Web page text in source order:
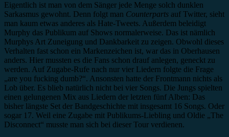
Eigentlich ist man von dem Sänger jede Menge solch dunklen
Sarkasmus gewohnt. Denn folgt man Counterparts auf Twitter, sieht
man kaum etwas anderes als Hate-Tweets. Außerdem beleidigt
Murphy das Publikum auf Shows normalerweise. Das ist nämlich
Murphys Art Zuneigung und Dankbarkeit zu zeigen. Obwohl dieses
Verhalten fast schon ein Markenzeichen ist, war das in Oberhausen
anders. Hier mussten es die Fans schon drauf anlegen, geneckt zu
werden. Auf Zugabe-Rufe nach nur vier Liedern folgte die Frage
„are you fucking dumb?“. Ansonsten hatte der Frontmann nichts als
Lob über. Es blieb natürlich nicht bei vier Songs. Die Jungs spielten
einen gelungenen Mix aus Liedern der letzten fünf Alben: Das
bisher längste Set der Bandgeschichte mit insgesamt 16 Songs. Oder
sogar 17. Weil eine Zugabe mit Publikums-Liebling und Oldie „The
Disconnect“ musste man sich bei dieser Tour verdienen.